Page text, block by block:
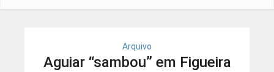
Arquivo
Aguiar “sambou” em Figueira